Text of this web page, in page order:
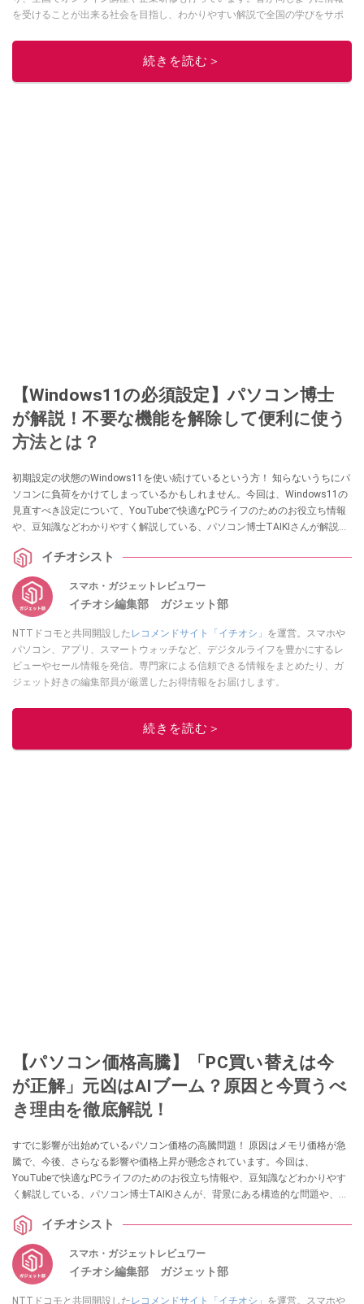
を受けることが出来る社会を目指し、わかりやすい解説で全国の学びをサポ
このイチオシストの他の記事を読む
続きを読む＞
【Windows11の必須設定】パソコン博士
が解説！不要な機能を解除して便利に使う
方法とは？
初期設定の状態のWindows11を使い続けているという方！ 知らないうちにパ
ソコンに負荷をかけてしまっているかもしれません。今回は、Windows11の
見直すべき設定について、YouTubeで快適なPCライフのためのお役立ち情報
や、豆知識などわかりやすく解説している、パソコン博士TAIKIさんが解説し
い！
イチオシスト
スマホ・ガジェットレビュワー
イチオシ編集部 ガジェット部
NTTドコモと共同開設した レコメンドサイト「イチオシ」 を運営。スマホや
パソコン、アプリ、スマートウォッチなど、デジタルライフを豊かにするレ
ビューやセール情報を発信。専門家による信頼できる情報をまとめたり、ガ
ジェット好きの編集部員が厳選したお得情報をお届けします。
このイチオシストの他の記事を読む
続きを読む＞
【パソコン価格高騰】「PC買い替えは今
が正解」元凶はAIブーム？原因と今買うべ
き理由を徹底解説！
すでに影響が出始めているパソコン価格の高騰問題！ 原因はメモリ価格が急
騰で、今後、さらなる影響や価格上昇が懸念されています。今回は、
YouTubeで快適なPCライフのためのお役立ち情報や、豆知識などわかりやす
く解説している、パソコン博士TAIKIさんが、背景にある構造的な問題や、メ
た。気になる方は、ぜひ動画と合わせてチェックしてみてください。
イチオシスト
スマホ・ガジェットレビュワー
イチオシ編集部 ガジェット部
NTTドコモと共同開設した レコメンドサイト「イチオシ」 を運営。スマホや